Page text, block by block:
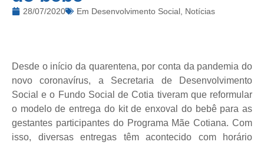
28/07/2020 Em Desenvolvimento Social Notícias
Desde o início da quarentena, por conta da pandemia do
novo coronavírus, a Secretaria de Desenvolvimento
Social e o Fundo Social de Cotia tiveram que reformular
o modelo de entrega do kit de enxoval do bebê para as
gestantes participantes do Programa Mãe Cotiana. Com
isso, diversas entregas têm acontecido com horário